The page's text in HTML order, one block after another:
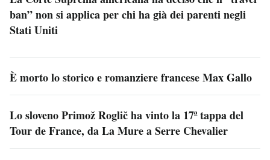
ban” non si applica per chi ha già dei parenti negli
Stati Uniti
È morto lo storico e romanziere francese Max Gallo
Lo sloveno Primož Roglič ha vinto la 17ª tappa del
Tour de France, da La Mure a Serre Chevalier